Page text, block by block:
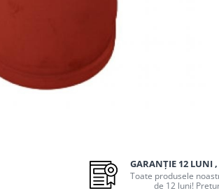
GARANȚIE 12 LUNI ,
Toate produsele
de 12 luni!